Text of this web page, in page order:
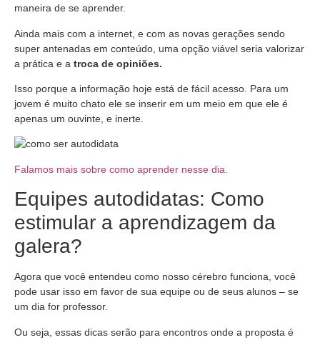
maneira de se aprender.
Ainda mais com a internet, e com as novas gerações sendo
super antenadas em conteúdo, uma opção viável seria valorizar
a prática e a troca de opiniões.
Isso porque a informação hoje está de fácil acesso. Para um
jovem é muito chato ele se inserir em um meio em que ele é
apenas um ouvinte, e inerte.
Falamos mais sobre como aprender nesse dia.
Equipes autodidatas: Como
estimular a aprendizagem da
galera?
Agora que você entendeu como nosso cérebro funciona, você
pode usar isso em favor de sua equipe ou de seus alunos – se
um dia for professor.
Ou seja, essas dicas serão para encontros onde a proposta é